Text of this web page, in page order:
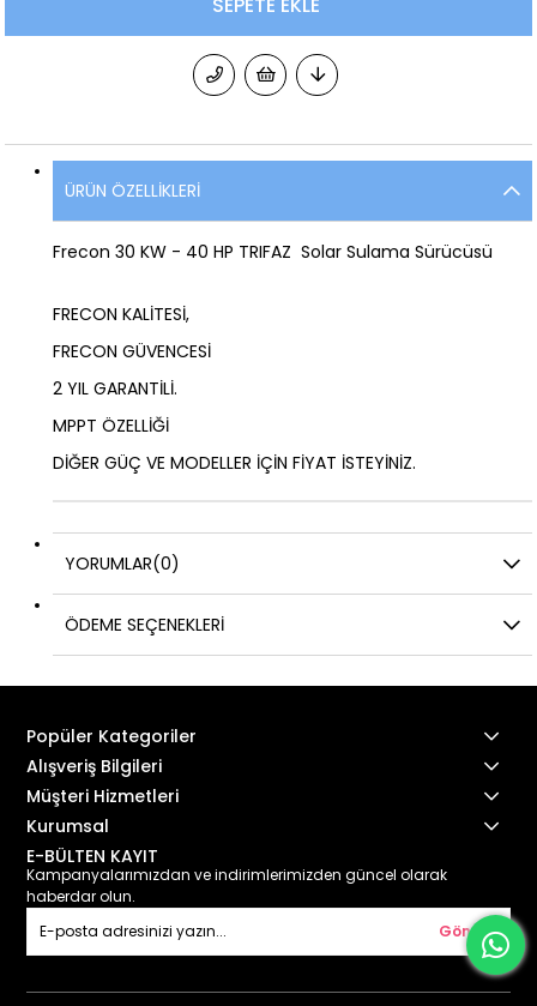
ÜRÜN ÖZELLIKLERI
Frecon 30 KW - 40 HP TRIFAZ Solar Sulama Sürücüsü
FRECON KALİTESİ,
FRECON GÜVENCESİ
2 YIL GARANTİLİ.
MPPT ÖZELLİĞİ
DİĞER GÜÇ VE MODELLER İÇİN FİYAT İSTEYİNİZ.
YORUMLAR(0)
ÖDEME SEÇENEKLERI
Popüler Kategoriler
Alışveriş Bilgileri
Müşteri Hizmetleri
Kurumsal
E-BÜLTEN KAYIT
Kampanyalarımızdan ve indirimlerimizden güncel olarak
haberdar olun.
Gönder